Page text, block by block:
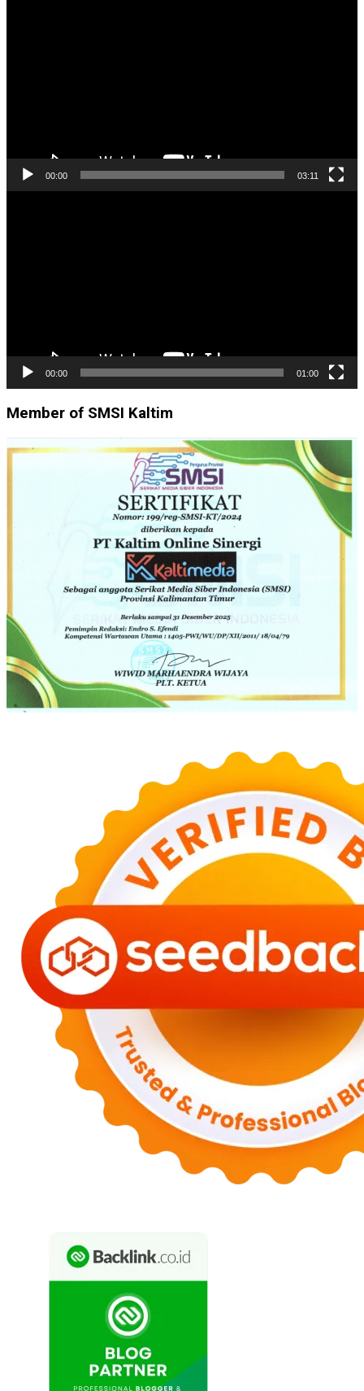
00:00 03:11
00:00 01:00
Member of SMSI Kaltim